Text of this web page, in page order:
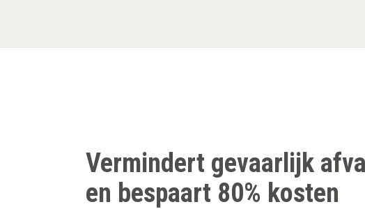
Vermindert gevaarlijk afval
en bespaart 80% kosten